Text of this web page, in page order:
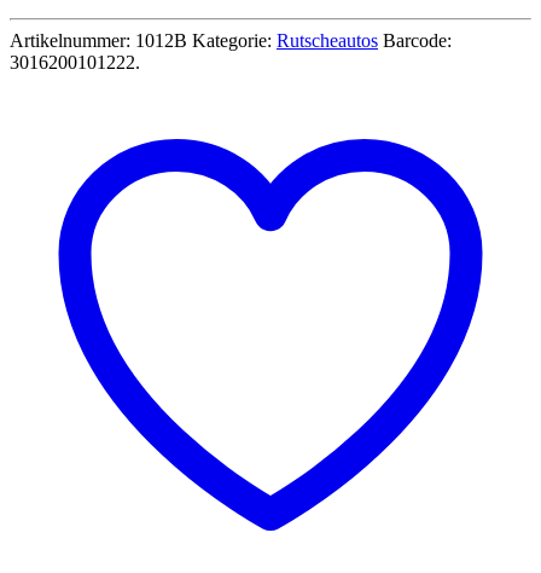
Artikelnummer: 1012B Kategorie: Rutscheautos Barcode:
3016200101222.